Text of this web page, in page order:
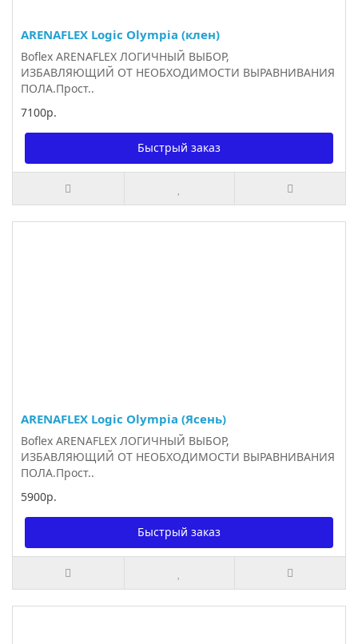
ARENAFLEX Logic Olympia (клен)
Boflex ARENAFLEX ЛОГИЧНЫЙ ВЫБОР,
ИЗБАВЛЯЮЩИЙ ОТ НЕОБХОДИМОСТИ ВЫРАВНИВАНИЯ
ПОЛА.Прост..
7100р.
Быстрый заказ
ARENAFLEX Logic Olympia (Ясень)
Boflex ARENAFLEX ЛОГИЧНЫЙ ВЫБОР,
ИЗБАВЛЯЮЩИЙ ОТ НЕОБХОДИМОСТИ ВЫРАВНИВАНИЯ
ПОЛА.Прост..
5900р.
Быстрый заказ